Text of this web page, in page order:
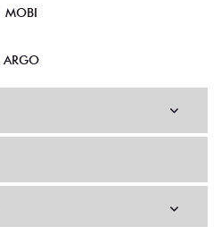
MOBI
ARGO